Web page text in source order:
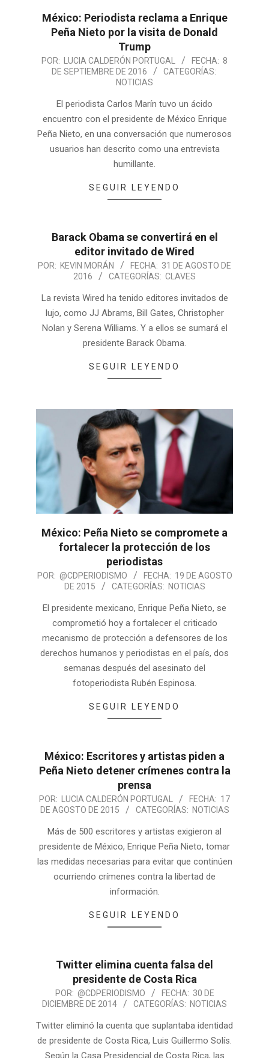
México: Periodista reclama a Enrique
Peña Nieto por la visita de Donald
Trump
POR: LUCIA CALDERÓN PORTUGAL FECHA: 8
DE SEPTIEMBRE DE 2016
CATEGORÍAS:
NOTICIAS
El periodista Carlos Marín tuvo un ácido
encuentro con el presidente de México Enrique
Peña Nieto, en una conversación que numerosos
usuarios han descrito como una entrevista
humillante.
SEGUIR LEYENDO
Barack Obama se convertirá en el
editor invitado de Wired
POR: KEVIN MORÁN FECHA: 31 DE AGOSTO DE
2016
CATEGORÍAS: CLAVES
La revista Wired ha tenido editores invitados de
lujo, como JJ Abrams, Bill Gates, Christopher
Nolan y Serena Williams. Y a ellos se sumará el
presidente Barack Obama.
SEGUIR LEYENDO
México: Peña Nieto se compromete a
fortalecer la protección de los
periodistas
POR: @CDPERIODISMO FECHA: 19 DE AGOSTO
DE 2015
CATEGORÍAS: NOTICIAS
El presidente mexicano, Enrique Peña Nieto, se
comprometió hoy a fortalecer el criticado
mecanismo de protección a defensores de los
derechos humanos y periodistas en el país, dos
semanas después del asesinato del
fotoperiodista Rubén Espinosa.
SEGUIR LEYENDO
México: Escritores y artistas piden a
Peña Nieto detener crímenes contra la
prensa
POR: LUCIA CALDERÓN PORTUGAL FECHA: 17
DE AGOSTO DE 2015
CATEGORÍAS: NOTICIAS
Más de 500 escritores y artistas exigieron al
presidente de México, Enrique Peña Nieto, tomar
las medidas necesarias para evitar que continúen
ocurriendo crímenes contra la libertad de
información.
SEGUIR LEYENDO
Twitter elimina cuenta falsa del
presidente de Costa Rica
POR: @CDPERIODISMO FECHA: 30 DE
DICIEMBRE DE 2014
CATEGORÍAS: NOTICIAS
Twitter eliminó la cuenta que suplantaba identidad
de presidente de Costa Rica, Luis Guillermo Solís.